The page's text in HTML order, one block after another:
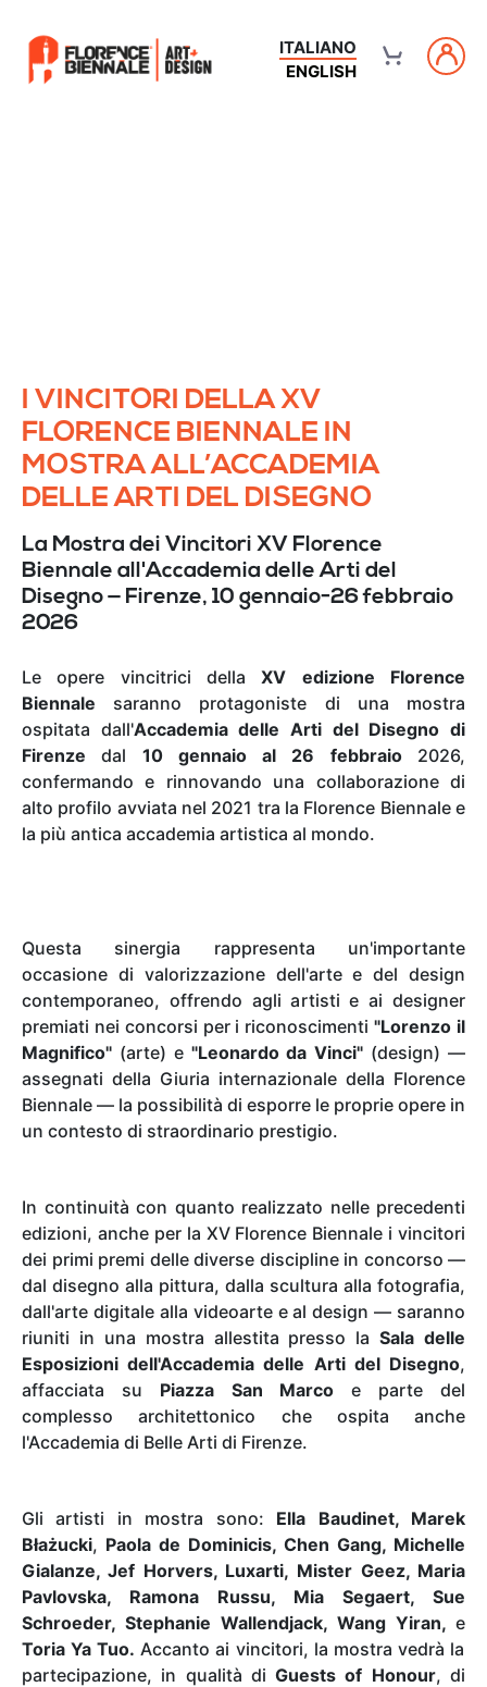
ITALIANO
ENGLISH
I VINCITORI DELLA XV
FLORENCE BIENNALE IN
MOSTRA ALL’ACCADEMIA
DELLE ARTI DEL DISEGNO
La Mostra dei Vincitori XV Florence
Biennale all'Accademia delle Arti del
Disegno — Firenze, 10 gennaio-26 febbraio
2026
Le opere vincitrici dellaXV edizione Florence
Biennale saranno protagoniste di una mostra
ospitata dall'Accademia delle Arti del Disegno di
Firenzedal 10 gennaio al 26 febbraio 2026,
confermando e rinnovando una collaborazione di
alto profilo avviata nel 2021 tra la Florence Biennale e
la più antica accademia artistica al mondo.
Questa sinergia rappresenta un'importante
occasione di valorizzazione dell'arte e del design
contemporaneo, offrendo agli artisti e ai designer
premiati nei concorsi per i riconoscimenti"Lorenzo il
Magnifico" (arte) e "Leonardo da Vinci" (design) —
assegnati della Giuria internazionale della Florence
Biennale — la possibilità di esporre le proprie opere in
un contesto di straordinario prestigio.
In continuità con quanto realizzato nelle precedenti
edizioni, anche per la XV Florence Biennale i vincitori
dei primi premi delle diverse discipline in concorso —
dal disegno alla pittura, dalla scultura alla fotografia,
dall'arte digitale alla videoarte e al design — saranno
riuniti in una mostra allestita presso laSala delle
Esposizioni dell'Accademia delle Arti del Disegno,
affacciata su Piazza San Marco e parte del
complesso architettonico che ospita anche
l'Accademia di Belle Arti di Firenze.
Gli artisti in mostra sono: Ella Baudinet, Marek
Błażucki, Paola de Dominicis, Chen Gang, Michelle
Gialanze, Jef Horvers, Luxarti, Mister Geez, Maria
Pavlovska, Ramona Russu, Mia Segaert, Sue
Schroeder, Stephanie Wallendjack, Wang Yiran, e
Toria Ya Tuo. Accanto ai vincitori, la mostra vedrà la
partecipazione, in qualità diGuests of Honour, di